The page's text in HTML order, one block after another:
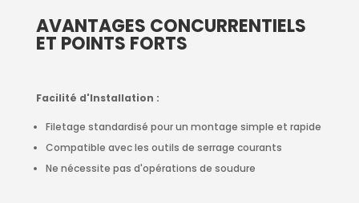
AVANTAGES CONCURRENTIELS
ET POINTS FORTS
Facilité d'Installation :
Filetage standardisé pour un montage simple et rapide
Compatible avec les outils de serrage courants
Ne nécessite pas d'opérations de soudure